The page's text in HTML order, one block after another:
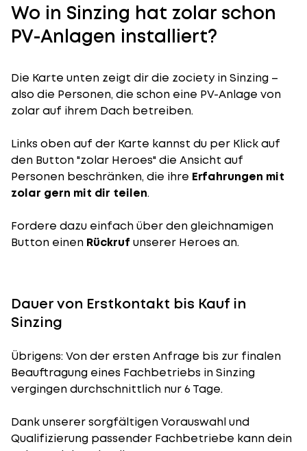
Wo in Sinzing hat zolar schon
PV-Anlagen installiert?
Die Karte unten zeigt dir die zociety in Sinzing –
also die Personen, die schon eine PV-Anlage von
zolar auf ihrem Dach betreiben.
Links oben auf der Karte kannst du per Klick auf
den Button "zolar Heroes" die Ansicht auf
Personen beschränken, die ihre Erfahrungen mit
zolar gern mit dir teilen.
Fordere dazu einfach über den gleichnamigen
Button einen Rückruf unserer Heroes an.
Dauer von Erstkontakt bis Kauf in
Sinzing
Übrigens: Von der ersten Anfrage bis zur finalen
Beauftragung eines Fachbetriebs in Sinzing
vergingen durchschnittlich nur 6 Tage.
Dank unserer sorgfältigen Vorauswahl und
Qualifizierung passender Fachbetriebe kann dein